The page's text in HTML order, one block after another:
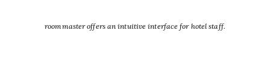
roommaster offers an intuitive interface for hotel staff.